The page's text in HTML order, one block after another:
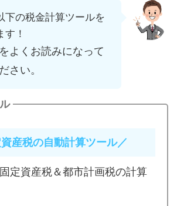
下の税金計算ツールを
！
よくお読みになって
さい。
資産税の自動計算ツール／
固定資産税＆都市計画税の計算